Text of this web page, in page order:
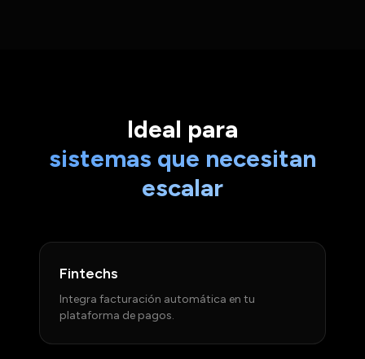
Ideal para
sistemas que necesitan
escalar
Fintechs
Integra facturación automática en tu
plataforma de pagos.